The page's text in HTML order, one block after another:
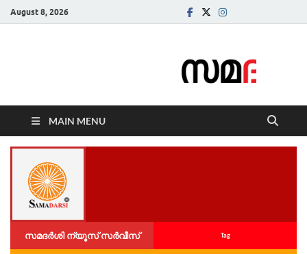
August 8, 2026
MAIN MENU
സമദർശി ന്യൂസ് സർവീസ് Tag